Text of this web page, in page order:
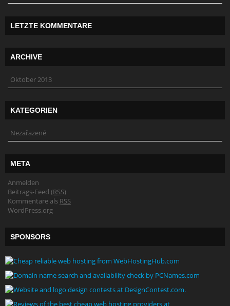
LETZTE KOMMENTARE
ARCHIVE
Oktober 2013
KATEGORIEN
Nezařazené
META
Anmelden
Beitrags-Feed (RSS)
Kommentare als RSS
WordPress.org
SPONSORS